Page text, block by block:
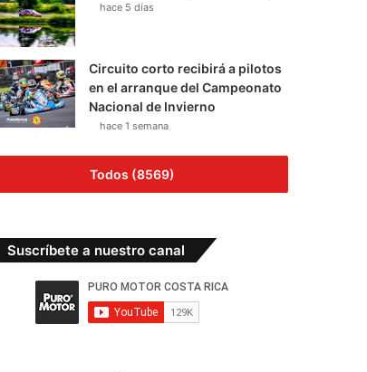
hace 5 días
Circuito corto recibirá a pilotos
en el arranque del Campeonato
Nacional de Invierno
hace 1 semana
Todos (8569)
Suscríbete a nuestro canal